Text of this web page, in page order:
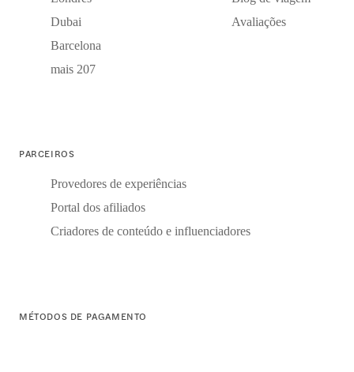
Dubai
Barcelona
mais 207
Avaliações
PARCEIROS
Provedores de experiências
Portal dos afiliados
Criadores de conteúdo e influenciadores
MÉTODOS DE PAGAMENTO